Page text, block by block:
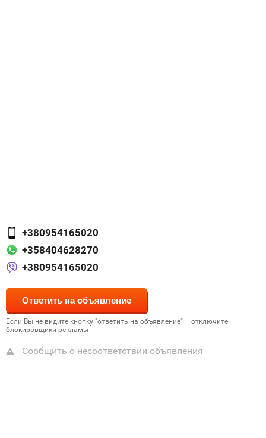
+380954165020
+358404628270
+380954165020
Если Вы не видите кнопку "ответить на объявление" – отключите
блокировщики рекламы
Сообщить о несоответствии объявления